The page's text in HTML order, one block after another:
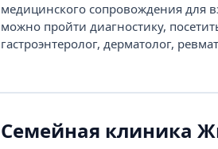
медицинского сопровождения для
можно пройти диагностику,
гастроэнтеролог, дерматолог,
Семейная клиника